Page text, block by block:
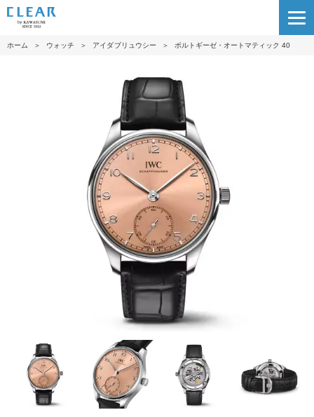
ホーム ＞ ウォッチ ＞ アイダブリュウシー ＞ ポルトギーゼ・オートマティック 40